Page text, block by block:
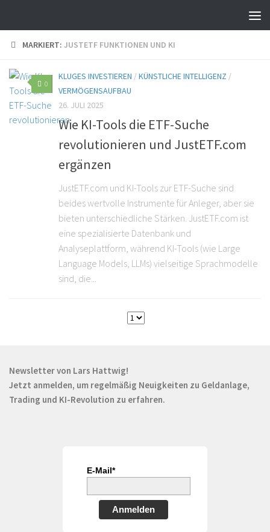
MARKIERT: JUSTETF FUNKTIONEN UND KI
0
KLUGES INVESTIEREN /KÜNSTLICHE INTELLIGENZ /
VERMÖGENSAUFBAU
26. JULI 2025
Wie KI-Tools die ETF-Suche
revolutionieren und JustETF.com
ergänzen
JustETF.com und KI-Tools zur ETF-Suche sind
beides wertvolle Instrumente für Anleger, aber sie
bieten unterschiedliche Stärken. JustETF.com ist
eine spezialisierte Datenbank und
Analyseplattform, während KI-Tools (wie Large
Language Models, LLMs) vielseitige Sprachmodelle
sind, die...
Newsletter von Lars Hattwig!
Jetzt anmelden, um regelmäßig Neuigkeiten zu Geldanlage,
Trading und KI-Revolution zu erfahren.
E-Mail*
Anmelden